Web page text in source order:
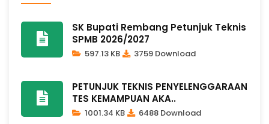
SK Bupati Rembang Petunjuk Teknis
SPMB 2026/2027
597.13 KB 3759 Download
PETUNJUK TEKNIS PENYELENGGARAAN
TES KEMAMPUAN AKA..
1001.34 KB 6488 Download